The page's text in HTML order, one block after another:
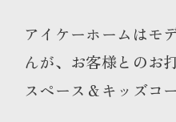
アイケーホームはモ
んが、お客様とのお
スペース＆キッズコ